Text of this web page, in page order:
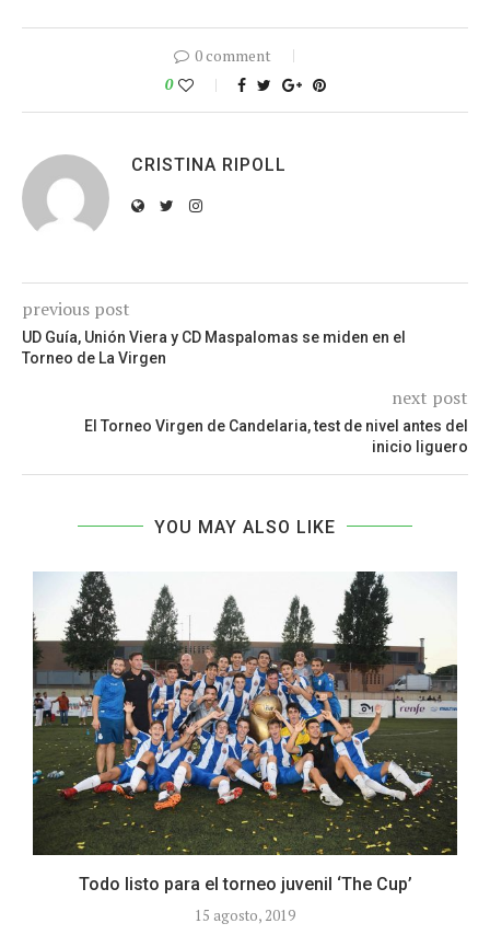
0 comment
0
CRISTINA RIPOLL
previous post
UD Guía, Unión Viera y CD Maspalomas se miden en el
Torneo de La Virgen
next post
El Torneo Virgen de Candelaria, test de nivel antes del
inicio liguero
YOU MAY ALSO LIKE
Todo listo para el torneo juvenil ‘The Cup’
15 agosto, 2019